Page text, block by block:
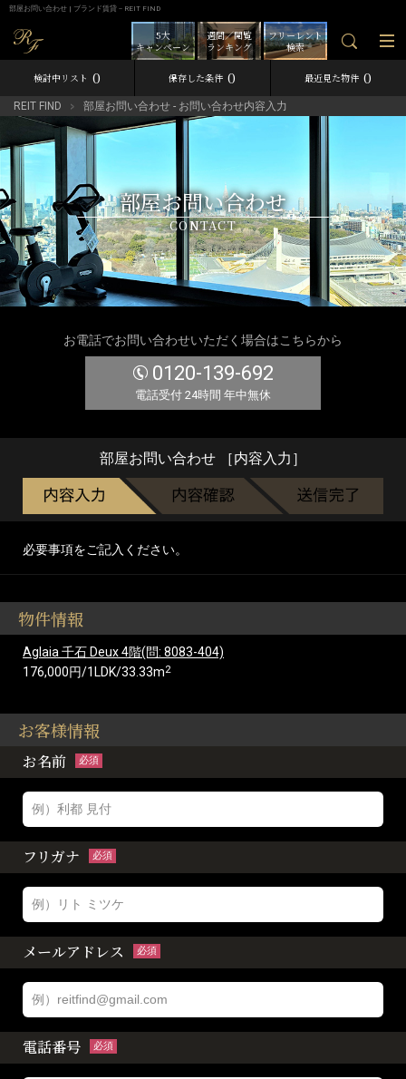
部屋お問い合わせ | ブランド賃貸－REIT FIND
フリーレント
検索
週間／閲覧
ランキング
5大
キャンペーン
検討中リスト 0 保存した条件 0 最近見た物件 0
REIT FIND 部屋お問い合わせ - お問い合わせ内容入力
部屋お問い合わせ
CONTACT
お電話でお問い合わせいただく場合はこちらから
0120-139-692
電話受付 24時間 年中無休
部屋お問い合わせ ［内容入力］
必要事項をご記入ください。
物件情報
Aglaia 千石 Deux 4階(問: 8083-404)
176,000円/1LDK/33.33m2
お客様情報
お名前 必須
フリガナ 必須
メールアドレス 必須
電話番号 必須